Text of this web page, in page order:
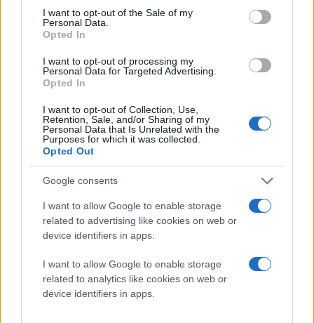
consent section.
I want to opt-out of the Sale of my
Personal Data.
Opted In
I want to opt-out of processing my
Personal Data for Targeted Advertising.
Opted In
I want to opt-out of Collection, Use,
Retention, Sale, and/or Sharing of my
Personal Data that Is Unrelated with the
Purposes for which it was collected.
Opted Out
Google consents
I want to allow Google to enable storage
related to advertising like cookies on web or
device identifiers in apps.
I want to allow Google to enable storage
related to analytics like cookies on web or
device identifiers in apps.